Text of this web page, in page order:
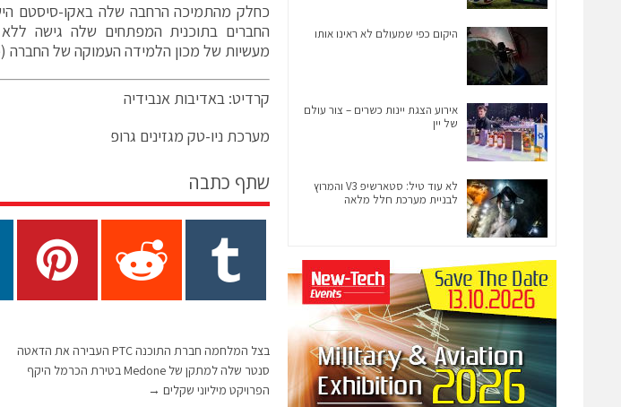
מעשיות של מכון הלמידה העמוקה של החברה (NVIDIA DLI – Deep Learning Institute).
קרדיט: באדיבות אנבידיה
מערכת ניו-טק מגזינים גרופ
שתף כתבה
בצל המלחמה חברת התוכנה PTC העבירה את הדאטה
סנטר שלה למתקן של Medone בטירת הכרמל היקף
הפרויקט מיליוני שקלים →
היקום כפי שמעולם לא ראינו אותו
אירוע הצגת יינות כשרים – צור עולם
של יין
לא עוד טיל: סטארשיפ V3 והמרוץ
לבניית מערכת חלל מלאה